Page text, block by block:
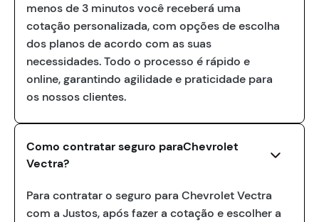
menos de 3 minutos você receberá uma
cotação personalizada, com opções de escolha
dos planos de acordo com as suas
necessidades. Todo o processo é rápido e
online, garantindo agilidade e praticidade para
os nossos clientes.
Como contratar seguro paraChevrolet
Vectra?
Para contratar o seguro para Chevrolet Vectra
com a Justos, após fazer a cotação e escolher a